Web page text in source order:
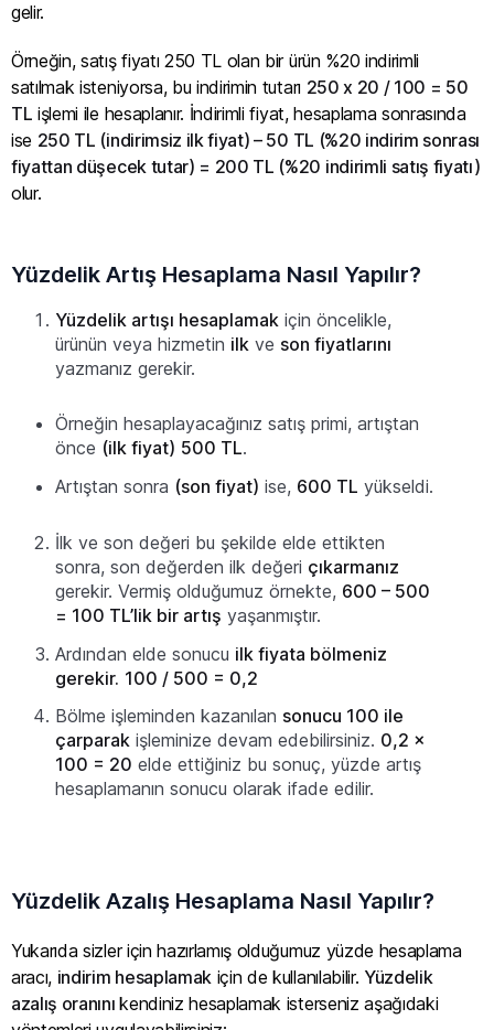
gelir.
Örneğin, satış fiyatı 250 TL olan bir ürün %20 indirimli
satılmak isteniyorsa, bu indirimin tutarı 250 x 20 / 100 = 50
TL işlemi ile hesaplanır. İndirimli fiyat, hesaplama sonrasında
ise 250 TL (indirimsiz ilk fiyat) – 50 TL (%20 indirim sonrası
fiyattan düşecek tutar) = 200 TL (%20 indirimli satış fiyatı)
olur.
Yüzdelik Artış Hesaplama Nasıl Yapılır?
Yüzdelik artışı hesaplamak için öncelikle,
ürünün veya hizmetin ilk ve son fiyatlarını
yazmanız gerekir.
Örneğin hesaplayacağınız satış primi, artıştan
önce (ilk fiyat) 500 TL.
Artıştan sonra (son fiyat) ise, 600 TL yükseldi.
İlk ve son değeri bu şekilde elde ettikten
sonra, son değerden ilk değeri çıkarmanız
gerekir. Vermiş olduğumuz örnekte, 600 – 500
= 100 TL’lik bir artış yaşanmıştır.
Ardından elde sonucu ilk fiyata bölmeniz
gerekir. 100 / 500 = 0,2
Bölme işleminden kazanılan sonucu 100 ile
çarparak işleminize devam edebilirsiniz. 0,2 x
100 = 20 elde ettiğiniz bu sonuç, yüzde artış
hesaplamanın sonucu olarak ifade edilir.
Yüzdelik Azalış Hesaplama Nasıl Yapılır?
Yukarıda sizler için hazırlamış olduğumuz yüzde hesaplama
aracı, indirim hesaplamak için de kullanılabilir. Yüzdelik
azalış oranınıkendiniz hesaplamak isterseniz aşağıdaki